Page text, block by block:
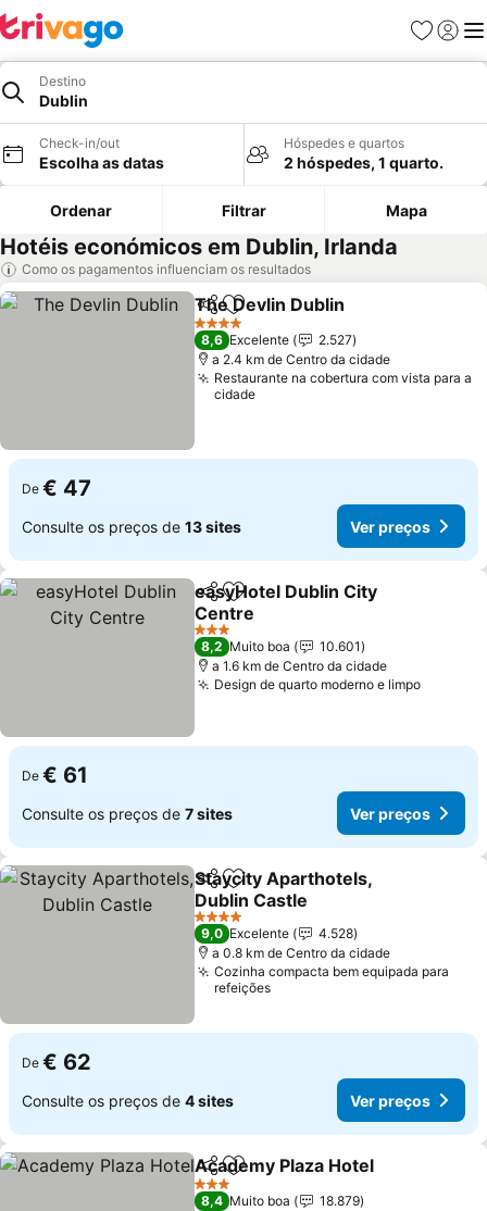
Favoritos
Iniciar
Destino
Dublin
Check-in/out
Escolha as datas
Hóspedes e quartos
2 hóspedes, 1 quarto.
Ordenar Filtrar Mapa
Hotéis económicos em Dublin, Irlanda
Como os pagamentos influenciam os resultados
PartilharAdicionar aos favoritos
The Devlin Dublin
4 Estrelas
8,6 Excelente
2.527
a 2.4 km de Centro da cidade
Restaurante na cobertura com vista para a
cidade
De € 47
Consulte os preços de 13 sites Ver preços
PartilharAdicionar aos favoritos
easyHotel Dublin City
Centre
Ver preços
3 Estrelas
8,2 Muito boa
10.601
a 1.6 km de Centro da cidade
Design de quarto moderno e limpoVer
De € 61
Consulte os preços de 7 sites Ver preços
PartilharAdicionar aos favoritos
Staycity Aparthotels,
Dublin Castle
Ver preços
4 Estrelas
9,0 Excelente
4.528
a 0.8 km de Centro da cidade
Cozinha compacta bem equipada para
refeições
De € 62
Consulte os preços de 4 sites Ver preços
PartilharAdicionar aos favoritos
Academy Plaza Hotel
3 Estrelas
8,4 Muito boa
18.879